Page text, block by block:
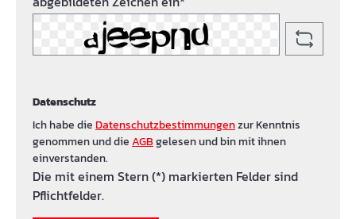
Datenschutz
Ich habe dieDatenschutzbestimmungenzur Kenntnis
genommen und dieAGBgelesen und bin mit ihnen
einverstanden.
Die mit einem Stern (*) markierten Felder sind
Pflichtfelder.